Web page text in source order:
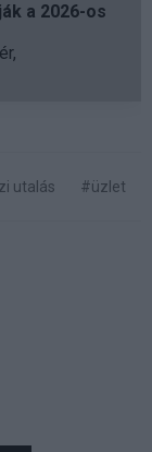
a 2026-os
utalás #üzlet